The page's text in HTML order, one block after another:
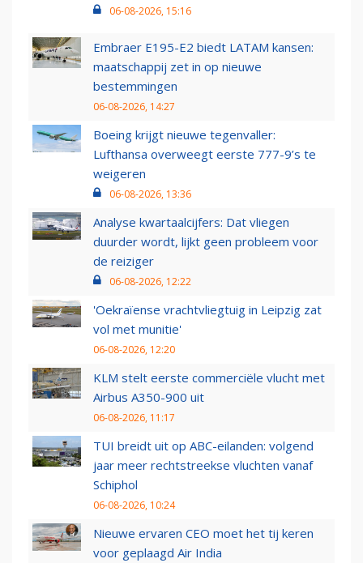
06-08-2026, 15:16
Embraer E195-E2 biedt LATAM kansen:
maatschappij zet in op nieuwe
bestemmingen
06-08-2026, 14:27
Boeing krijgt nieuwe tegenvaller:
Lufthansa overweegt eerste 777-9’s te
weigeren
06-08-2026, 13:36
Analyse kwartaalcijfers: Dat vliegen
duurder wordt, lijkt geen probleem voor
de reiziger
06-08-2026, 12:22
'Oekraïense vrachtvliegtuig in Leipzig zat
vol met munitie'
06-08-2026, 12:20
KLM stelt eerste commerciële vlucht met
Airbus A350-900 uit
06-08-2026, 11:17
TUI breidt uit op ABC-eilanden: volgend
jaar meer rechtstreekse vluchten vanaf
Schiphol
06-08-2026, 10:24
Nieuwe ervaren CEO moet het tij keren
voor geplaagd Air India